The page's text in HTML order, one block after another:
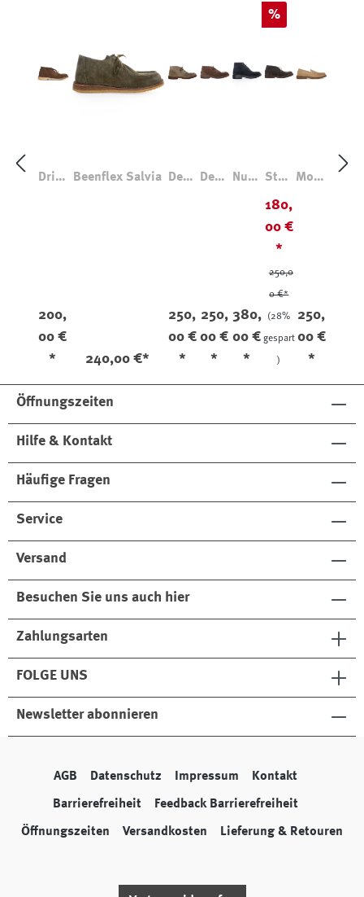
Driftf
200,
00 €
*
Beenflex Salvia
240,00 €*
Deuk
250,
00 €
*
Deuk
250,
00 €
*
Nuvo
380,
00 €
*
Rabatt
%
Ston
Herit
age
Fores
180,
00 €
*
250,0
0 €*
(28%
gespart
)
Moka
250,
00 €
*
Öffnungszeiten
Hilfe & Kontakt
Häufige Fragen
Service
Versand
Besuchen Sie uns auch hier
Zahlungsarten
FOLGE UNS
Newsletter abonnieren
AGB Datenschutz Impressum Kontakt
Barrierefreiheit Feedback Barrierefreiheit
Öffnungszeiten Versandkosten Lieferung & Retouren